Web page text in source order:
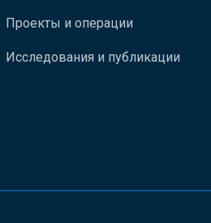
Проекты и операции
Исследования и публикации